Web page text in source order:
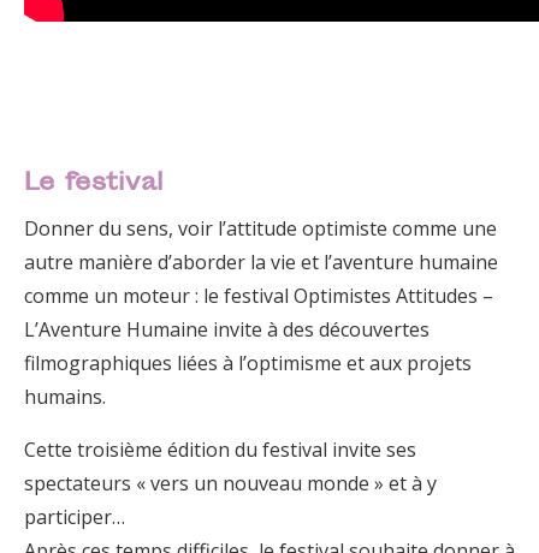
Le festival
Donner du sens, voir l’attitude optimiste comme une
autre manière d’aborder la vie et l’aventure humaine
comme un moteur : le festival Optimistes Attitudes –
L’Aventure Humaine invite à des découvertes
filmographiques liées à l’optimisme et aux projets
humains.
Cette troisième édition du festival invite ses
spectateurs « vers un nouveau monde » et à y
participer…